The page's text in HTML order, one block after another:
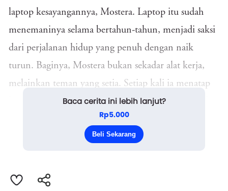
laptop kesayangannya, Mostera. Laptop itu sudah
menemaninya selama bertahun-tahun, menjadi saksi
dari perjalanan hidup yang penuh dengan naik
turun. Baginya, Mostera bukan sekadar alat kerja,
melainkan teman yang setia. Setiap kali ia menatap
layar laptop itu, ada perasaan nyaman yang menjalar
Baca cerita ini lebih lanjut?
Rp5.000
Beli Sekarang